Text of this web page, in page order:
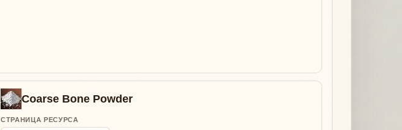
Coarse Bone Powder
СТРАНИЦА РЕСУРСА